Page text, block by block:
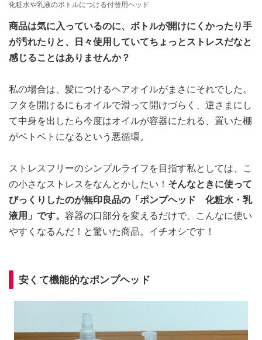
化粧水や乳液のボトルにつける付替用ヘッド
商品は気に入っているのに、ボトルが開けにくかったり手
が汚れたりと、日々使用していてちょっとストレスだなと
感じることはありませんか？
私の場合は、髪につけるヘアオイルがまさにそれでした。
フタを開けるにもオイルで滑って開けづらく、逆さまにし
て中身を出したら今度はオイルが容器にたれる、置いた棚
がベトベトになるという悪循環。
ストレスフリーのシンプルライフを目指す私としては、こ
の小さなストレスをなんとかしたい！ そんなときに使って
びっくりしたのが無印良品の「ポンプヘッド 化粧水・乳
液用」です。 容器の口部分を変えるだけで、こんなに使い
やすくなるんだ！と驚いた商品。イチオシです！
安くて機能的なポンプヘッド